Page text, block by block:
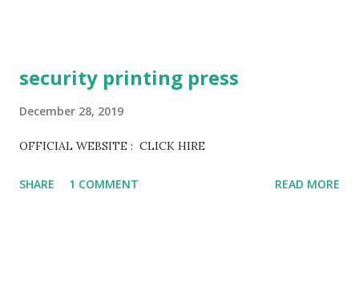
కాకూడదు అంటే నేను మా రాష్ట్రము లోనే ఉద్యోగాలకి అప్లై చేస్తాను ఇక
తప్పకుండ 90% అవకాశాలు పెరుగుతాయి. మీరు ఒక్కటి గుర్తుంచుకోండి
ఉంటాయి. ఉద్యోగం సంపాదించాలి అంటే ఏం చదవాలి ఎలా చదవాలి ?
security printing press
December 28, 2019
OFFICIAL WEBSITE : CLICK HIRE
SHARE 1 COMMENT READ MORE